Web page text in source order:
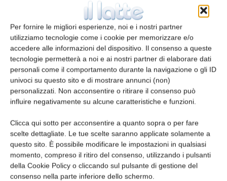
Per fornire le migliori esperienze, noi e i nostri partner
utilizziamo tecnologie come i cookie per memorizzare e/o
accedere alle informazioni del dispositivo. Il consenso a queste
tecnologie permetterà a noi e ai nostri partner di elaborare dati
personali come il comportamento durante la navigazione o gli ID
univoci su questo sito e di mostrare annunci (non)
personalizzati. Non acconsentire o ritirare il consenso può
influire negativamente su alcune caratteristiche e funzioni.
Clicca qui sotto per acconsentire a quanto sopra o per fare
scelte dettagliate. Le tue scelte saranno applicate solamente a
questo sito. È possibile modificare le impostazioni in qualsiasi
momento, compreso il ritiro del consenso, utilizzando i pulsanti
della Cookie Policy o cliccando sul pulsante di gestione del
consenso nella parte inferiore dello schermo.
australiano che, sulla base delle più recenti
indicazioni, può rappresentare un interessante
sbocco.
Tutto questo si affiancherà alle attività già
pianificate, come il progetto EEQF, di cui il
consorzio è capofila e in Italia con un’attenta
campagna di informazione che privilegia gli
strumenti digitali e il mondo del web.
Da ultimo, ma non certo per importanza,
l’amministrazione consortile ha preso atto del
rinnovo del riconoscimento del consorzio, a